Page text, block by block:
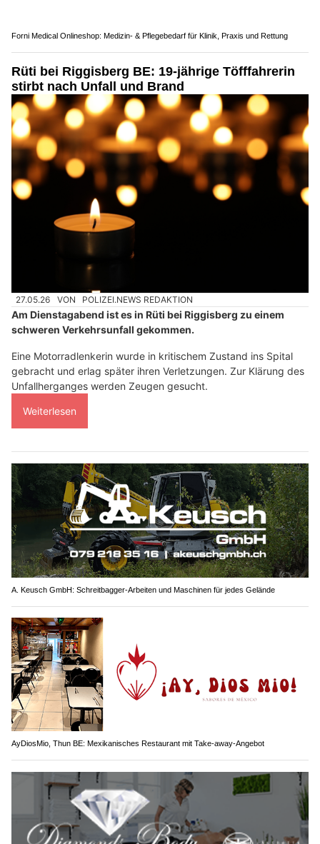
Forni Medical Onlineshop: Medizin- & Pflegebedarf für Klinik, Praxis und Rettung
Rüti bei Riggisberg BE: 19-jährige Töfffahrerin
stirbt nach Unfall und Brand
27.05.26 VON POLIZEI.NEWS REDAKTION
Am Dienstagabend ist es in Rüti bei Riggisberg zu einem
schweren Verkehrsunfall gekommen.
Eine Motorradlenkerin wurde in kritischem Zustand ins Spital
gebracht und erlag später ihren Verletzungen. Zur Klärung des
Unfallherganges werden Zeugen gesucht.
Weiterlesen
A. Keusch GmbH: Schreitbagger-Arbeiten und Maschinen für jedes Gelände
AyDiosMio, Thun BE: Mexikanisches Restaurant mit Take-away-Angebot